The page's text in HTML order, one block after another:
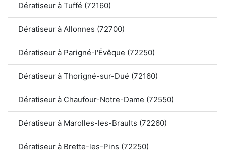
Dératiseur à Tuffé (72160)
Dératiseur à Allonnes (72700)
Dératiseur à Parigné-l'Évêque (72250)
Dératiseur à Thorigné-sur-Dué (72160)
Dératiseur à Chaufour-Notre-Dame (72550)
Dératiseur à Marolles-les-Braults (72260)
Dératiseur à Brette-les-Pins (72250)